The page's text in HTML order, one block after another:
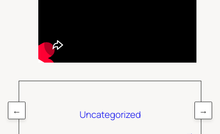
Uncategorized
← →